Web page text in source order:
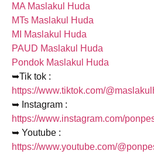
MA Maslakul Huda
MTs Maslakul Huda
MI Maslakul Huda
PAUD Maslakul Huda
Pondok Maslakul Huda
➥Tik tok :
https://www.tiktok.com/
➥ Instagram :
https://www.instagram.com/
➥ Youtube :
https://www.youtube.com/